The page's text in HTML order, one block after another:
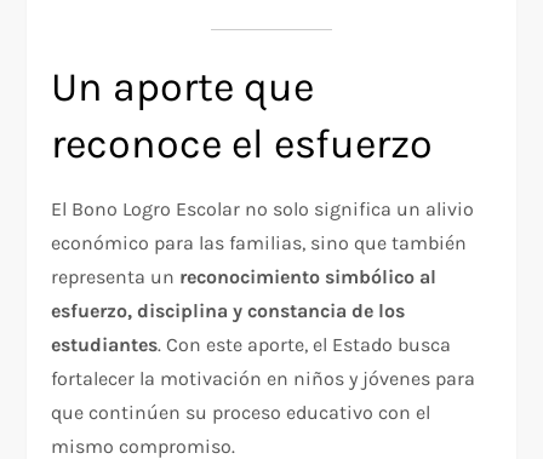
Un aporte que
reconoce el esfuerzo
El Bono Logro Escolar no solo significa un alivio
económico para las familias, sino que también
representa un reconocimiento simbólico al
esfuerzo, disciplina y constancia de los
estudiantes. Con este aporte, el Estado busca
fortalecer la motivación en niños y jóvenes para
que continúen su proceso educativo con el
mismo compromiso.